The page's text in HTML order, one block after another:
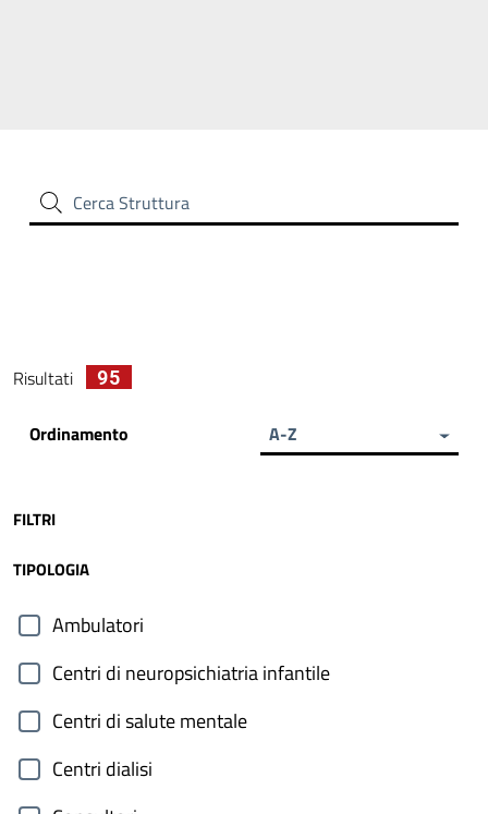
Cerca Struttura
Risultati 95
Ordinamento A-Z
FILTRI
TIPOLOGIA
Ambulatori
Centri di neuropsichiatria infantile
Centri di salute mentale
Centri dialisi